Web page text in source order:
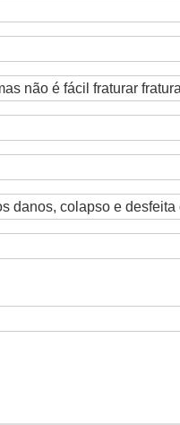
não é fácil fraturar
danos, colapso e